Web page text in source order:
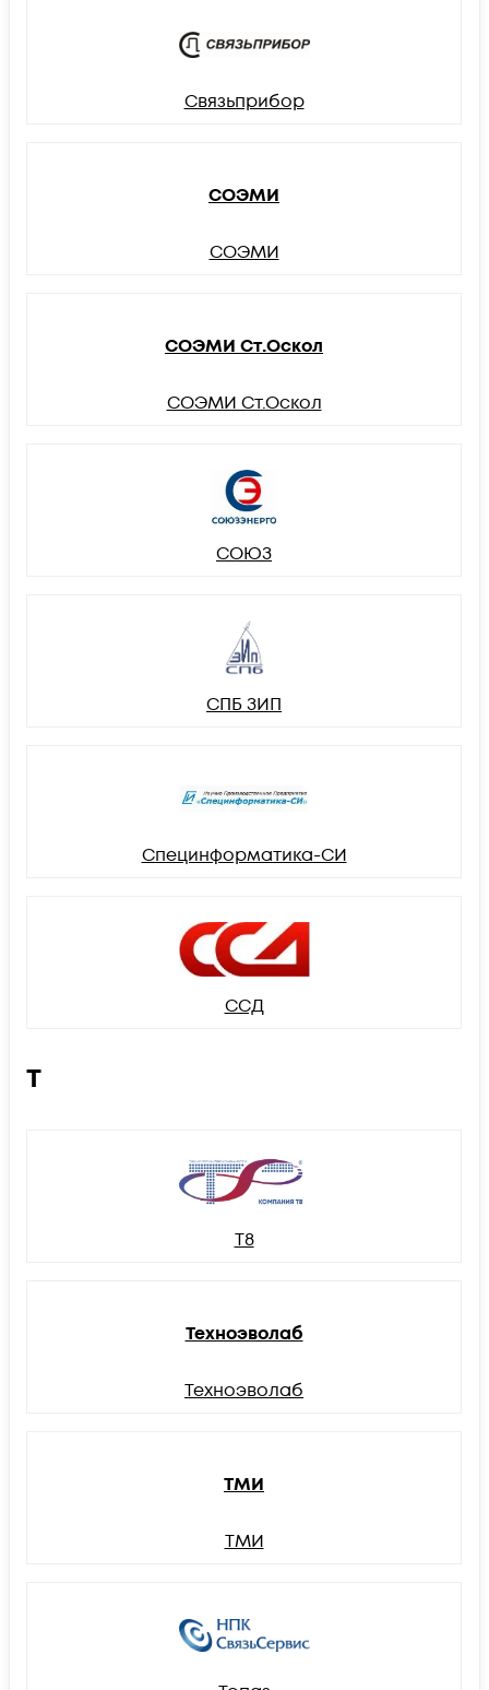
Связьприбор
СОЭМИ
СОЭМИ
СОЭМИ Ст.Оскол
СОЭМИ Ст.Оскол
СОЮЗ
СПБ ЗИП
Специнформатика-СИ
ССД
Т
Т8
Техноэволаб
Техноэволаб
ТМИ
ТМИ